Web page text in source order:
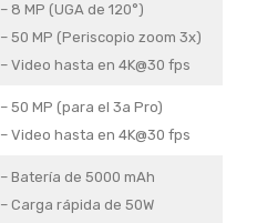
– 8 MP (UGA de 120°)
– 50 MP (Periscopio zoom 3x)
– Video hasta en 4K@30 fps
– 50 MP (para el 3a Pro)
– Video hasta en 4K@30 fps
– Batería de 5000 mAh
– Carga rápida de 50W